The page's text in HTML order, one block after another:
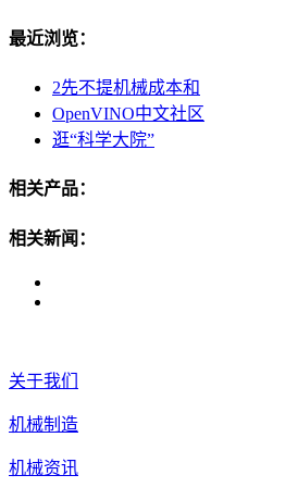
最近浏览：
2先不提机械成本和
OpenVINO中文社区
逛“科学大院”
相关产品：
相关新闻：
关于我们
机械制造
机械资讯